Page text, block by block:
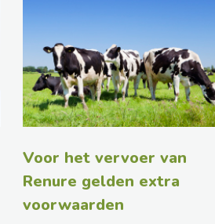
Voor het vervoer van
Renure gelden extra
voorwaarden